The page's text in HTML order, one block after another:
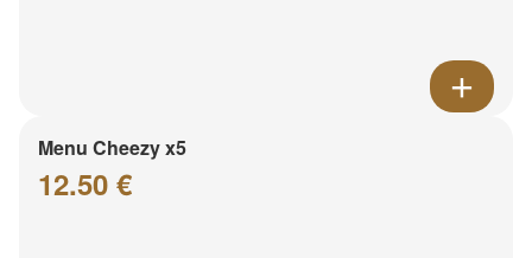
Menu Cheezy x5
12.50 €